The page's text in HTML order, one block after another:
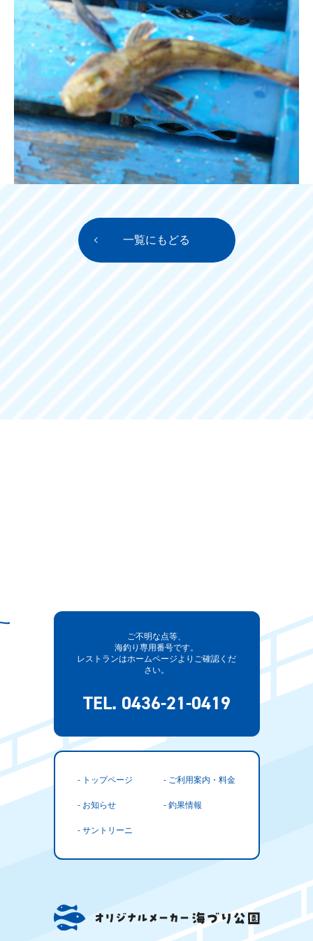
一覧にもどる
ご不明な点等、
海釣り専用番号です。
レストランはホームページよりご確認くだ
さい。
TEL. 0436-21-0419
- トップページ - ご利用案内・料金
- お知らせ - 釣果情報
- サントリーニ